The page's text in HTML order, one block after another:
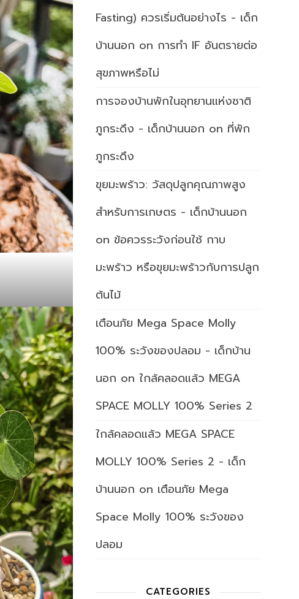
Fasting) ควรเริ่มต้นอย่างไร - เด็ก
บ้านนอก on การทำ IF อันตรายต่อ
สุขภาพหรือไม่
การจองบ้านพักในอุทยานแห่งชาติ
ภูกระดึง - เด็กบ้านนอก on ที่พัก
ภูกระดึง
ขุยมะพร้าว: วัสดุปลูกคุณภาพสูง
สำหรับการเกษตร - เด็กบ้านนอก
on ข้อควรระวังก่อนใช้ กาบ
มะพร้าว หรือขุยมะพร้าวกับการปลูก
ต้นไม้
เตือนภัย Mega Space Molly
100% ระวังของปลอม - เด็กบ้าน
นอก on ใกล้คลอดแล้ว MEGA
SPACE MOLLY 100% Series 2
ใกล้คลอดแล้ว MEGA SPACE
MOLLY 100% Series 2 - เด็ก
บ้านนอก on เตือนภัย Mega
Space Molly 100% ระวังของ
ปลอม
CATEGORIES